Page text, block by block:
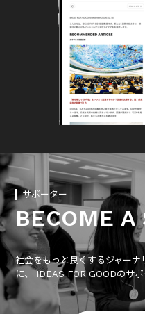
サポーター
BECOME A
社会をもっと良くするジャー
に、 IDEAS FOR GOODのサ